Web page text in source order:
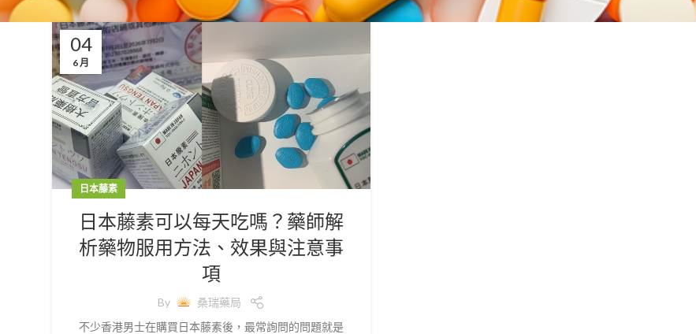
04
6 月
日本藤素
日本藤素可以每天吃嗎？藥師解
析藥物服用方法、效果與注意事
項
By
桑瑞藥局
不少香港男士在購買日本藤素後，最常詢問的問題就是